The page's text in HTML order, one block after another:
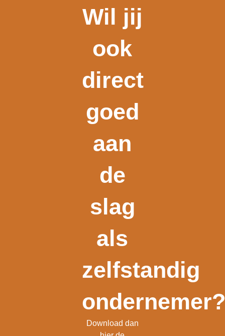
Wil jij
ook
direct
goed
aan
de
slag
als
zelfstandig
Download dan